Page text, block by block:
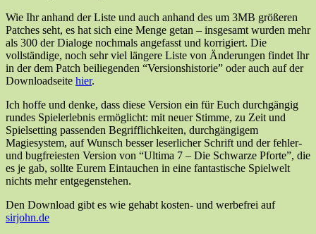
Wie Ihr anhand der Liste und auch anhand des um 3MB größeren
Patches seht, es hat sich eine Menge getan – insgesamt wurden mehr
als 300 der Dialoge nochmals angefasst und korrigiert. Die
vollständige, noch sehr viel längere Liste von Änderungen findet Ihr
in der dem Patch beiliegenden “Versionshistorie” oder auch auf der
Downloadseite hier.
Ich hoffe und denke, dass diese Version ein für Euch durchgängig
rundes Spielerlebnis ermöglicht: mit neuer Stimme, zu Zeit und
Spielsetting passenden Begrifflichkeiten, durchgängigem
Magiesystem, auf Wunsch besser leserlicher Schrift und der fehler-
und bugfreiesten Version von “Ultima 7 – Die Schwarze Pforte”, die
es je gab, sollte Eurem Eintauchen in eine fantastische Spielwelt
nichts mehr entgegenstehen.
Den Download gibt es wie gehabt kosten- und werbefrei auf
sirjohn.de